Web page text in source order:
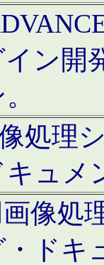
ン開
処理
ュメ
画像
ドキ